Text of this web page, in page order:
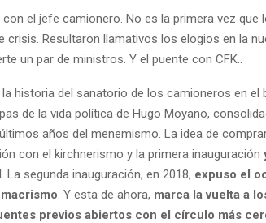
el jefe camionero. No es la primera vez que
Resultaron llamativos los elogios en la
un par de ministros. Y el puente con CFK..
la historia del sanatorio de los camioneros en el
de la vida política de Hugo Moyano,
años del menemismo. La idea de
con el kirchnerismo y la primera inauguración
. La segunda inauguración, en 2018, expuso el
. Y esta de ahora, marca la vuelta a
previos abiertos con el círculo más